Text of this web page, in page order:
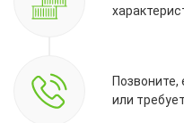
или